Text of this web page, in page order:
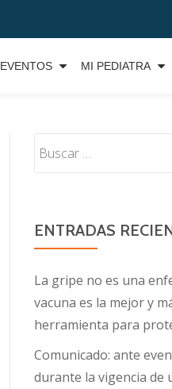
EVENTOS MI PEDIATRA
ENTRADAS
La gripe no es una
vacuna es la mejor y
herramienta para
Comunicado: ante
durante la vigencia de